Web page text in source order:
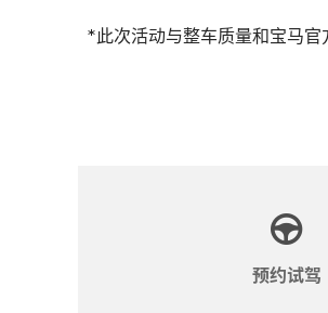
*此次活动与整车质量和宝马官
预约试驾